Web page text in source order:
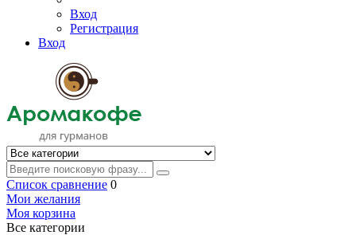
Вход
Регистрация
Вход
Список сравнение 0
Мои желания
Моя корзина
Все категории